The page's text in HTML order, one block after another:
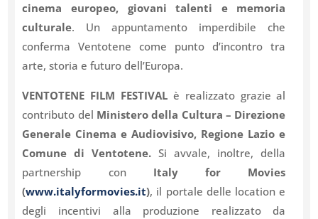
cinema europeo, giovani talenti e memoria
culturale. Un appuntamento imperdibile che
conferma Ventotene come punto d’incontro tra
arte, storia e futuro dell’Europa.
VENTOTENE FILM FESTIVALè realizzato grazie al
contributo del Ministero della Cultura – Direzione
Generale Cinema e Audiovisivo, Regione Lazio e
Comune di Ventotene. Si avvale, inoltre, della
partnership con Italy for Movies
(www.italyformovies.it), il portale delle location e
degli incentivi alla produzione realizzato da